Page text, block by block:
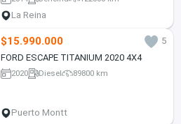
La Reina
$15.990.000
5
FORD ESCAPE TITANIUM 2020 4X4
2020 Diesel 89800 km
Puerto Montt